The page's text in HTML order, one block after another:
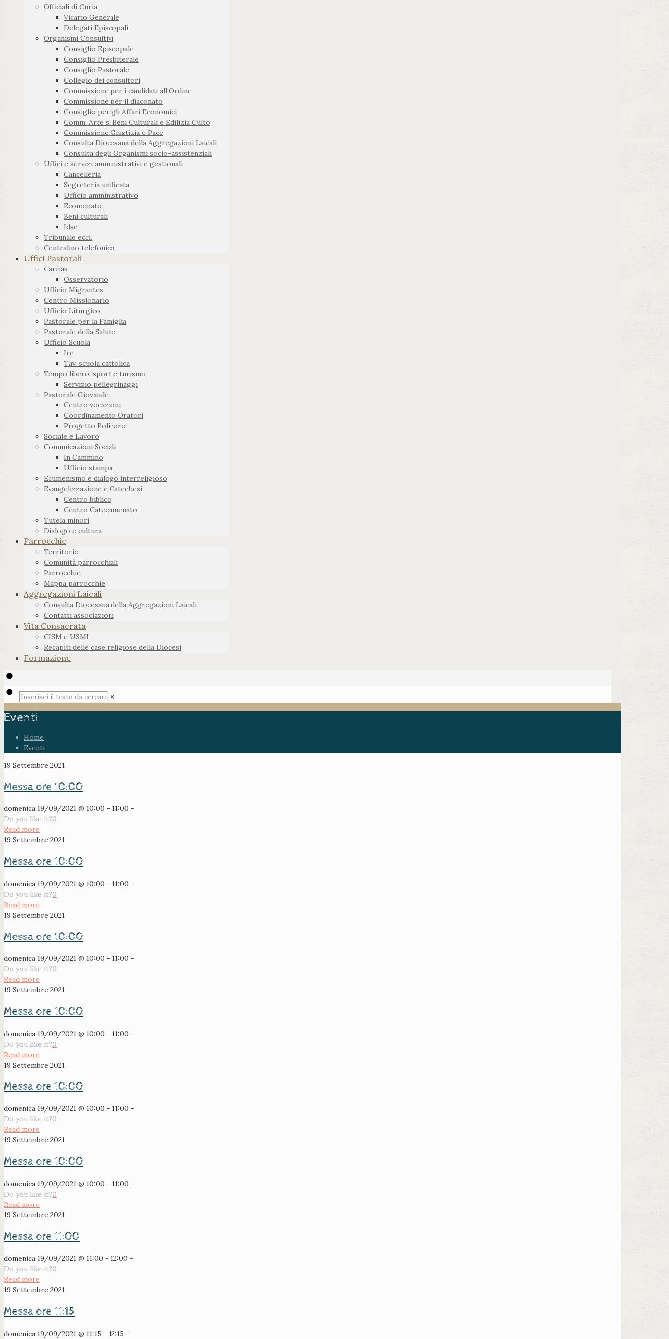
Officiali di Curia
Vicario Generale
Delegati Episcopali
Organismi Consultivi
Consiglio Episcopale
Consiglio Presbiterale
Consiglio Pastorale
Collegio dei consultori
Commissione per i candidati all’Ordine
Commissione per il diaconato
Consiglio per gli Affari Economici
Comm. Arte s. Beni Culturali e Edilizia Culto
Commissione Giustizia e Pace
Consulta Diocesana della Aggregazioni Laicali
Consulta degli Organismi socio-assistenziali
Uffici e servizi amministrativi e gestionali
Cancelleria
Segreteria unificata
Ufficio amministrativo
Economato
Beni culturali
Idsc
Tribunale eccl.
Centralino telefonico
Uffici Pastorali
Caritas
Osservatorio
Ufficio Migrantes
Centro Missionario
Ufficio Liturgico
Pastorale per la Famiglia
Pastorale della Salute
Ufficio Scuola
Irc
Tav. scuola cattolica
Tempo libero, sport e turismo
Servizio pellegrinaggi
Pastorale Giovanile
Centro vocazioni
Coordinamento Oratori
Progetto Policoro
Sociale e Lavoro
Comunicazioni Sociali
In Cammino
Ufficio stampa
Ecumenismo e dialogo interreligioso
Evangelizzazione e Catechesi
Centro biblico
Centro Catecumenato
Tutela minori
Dialogo e cultura
Parrocchie
Territorio
Comunità parrocchiali
Parrocchie
Mappa parrocchie
Aggregazioni Laicali
Consulta Diocesana della Aggregazioni Laicali
Contatti associazioni
Vita Consacrata
CISM e USMI
Recapiti delle case religiose della Diocesi
Formazione
✕
Eventi
Home
Eventi
19 Settembre 2021
Messa ore 10:00
domenica 19/09/2021 @ 10:00 - 11:00 -
Do you like it?0
Read more
19 Settembre 2021
Messa ore 10:00
domenica 19/09/2021 @ 10:00 - 11:00 -
Do you like it?0
Read more
19 Settembre 2021
Messa ore 10:00
domenica 19/09/2021 @ 10:00 - 11:00 -
Do you like it?0
Read more
19 Settembre 2021
Messa ore 10:00
domenica 19/09/2021 @ 10:00 - 11:00 -
Do you like it?0
Read more
19 Settembre 2021
Messa ore 10:00
domenica 19/09/2021 @ 10:00 - 11:00 -
Do you like it?0
Read more
19 Settembre 2021
Messa ore 10:00
domenica 19/09/2021 @ 10:00 - 11:00 -
Do you like it?0
Read more
19 Settembre 2021
Messa ore 11:00
domenica 19/09/2021 @ 11:00 - 12:00 -
Do you like it?0
Read more
19 Settembre 2021
Messa ore 11:15
domenica 19/09/2021 @ 11:15 - 12:15 -